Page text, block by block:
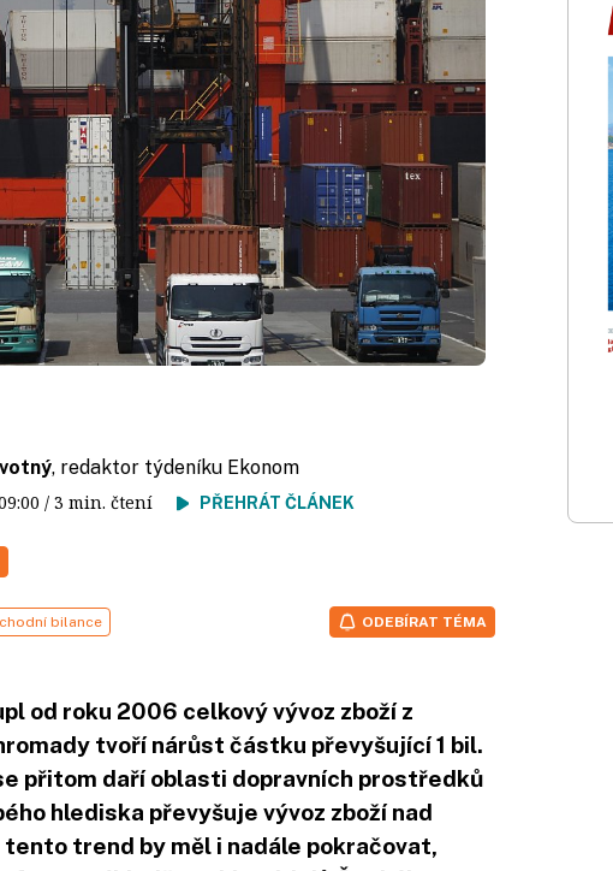
, redaktor týdeníku Ekonom
/ 3 min. čtení PŘEHRÁT ČLÁNEK
bilance ODEBÍRAT TÉMA
od roku 2006 celkový vývoz zboží z
tvoří nárůst částku převyšující 1 bil.
přitom daří oblasti dopravních prostředků
hlediska převyšuje vývoz zboží nad
tento trend by měl i nadále pokračovat,